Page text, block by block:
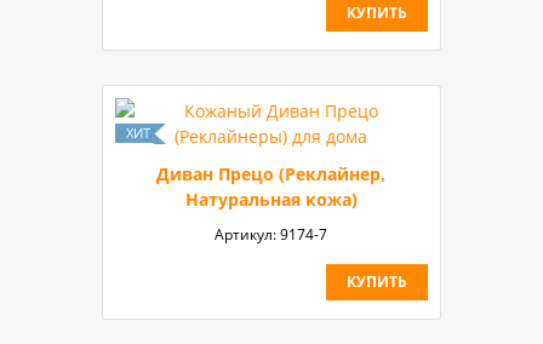
КУПИТЬ
Диван Прецо (Реклайнер,
Натуральная кожа)
Артикул:9174-7
КУПИТЬ